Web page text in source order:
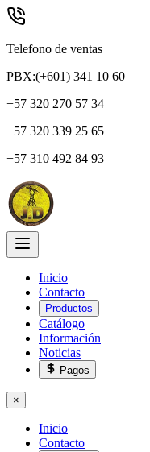
Telefono de ventas
PBX:(+601) 341 10 60
+57 320 270 57 34
+57 320 339 25 65
+57 310 492 84 93
Inicio
Contacto
Productos
Catálogo
Información
Noticias
Pagos
×
Inicio
Contacto